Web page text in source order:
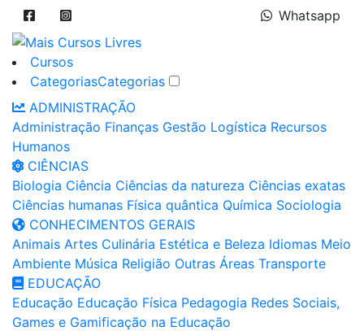
Whatsapp
Cursos
CategoriasCategorias
ADMINISTRAÇÃO
Administração Finanças Gestão Logística Recursos
Humanos
CIÊNCIAS
Biologia Ciência Ciências da natureza Ciências exatas
Ciências humanas Física quântica Química Sociologia
CONHECIMENTOS GERAIS
Animais Artes Culinária Estética e Beleza Idiomas Meio
Ambiente Música Religião Outras Áreas Transporte
EDUCAÇÃO
Educação Educação Física Pedagogia Redes Sociais,
Games e Gamificação na Educação